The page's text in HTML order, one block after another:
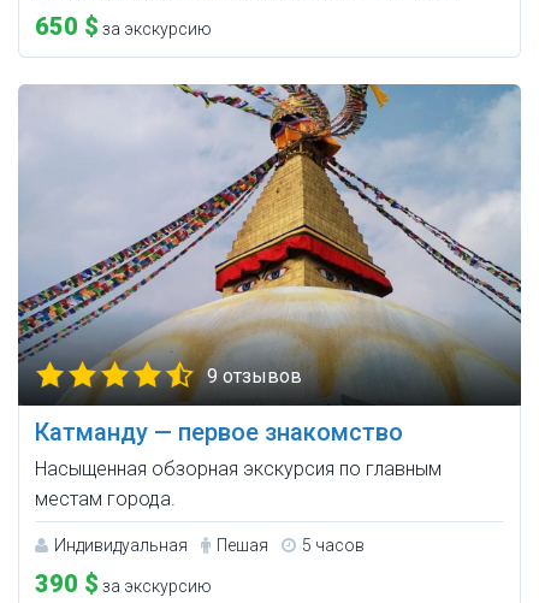
650 $ за экскурсию
9 отзывов
Катманду — первое знакомство
Насыщенная обзорная экскурсия по главным
местам города.
Индивидуальная Пешая 5 часов
390 $ за экскурсию